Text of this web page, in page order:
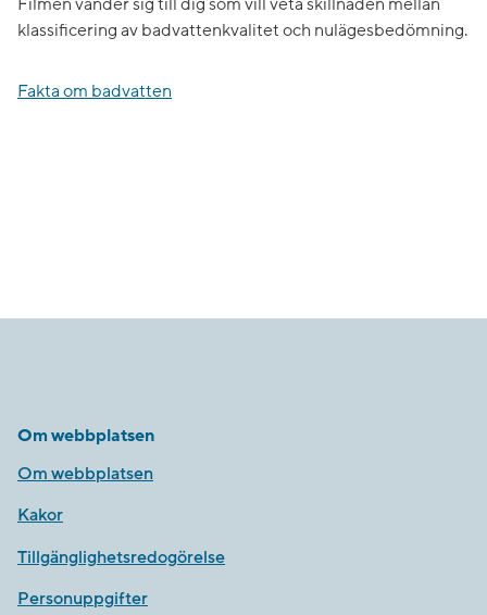
Filmen vänder sig till dig som vill veta skillnaden mellan
klassificering av badvattenkvalitet och nulägesbedömning.
Fakta om badvatten
Om webbplatsen
Om webbplatsen
Kakor
Tillgänglighetsredogörelse
Personuppgifter